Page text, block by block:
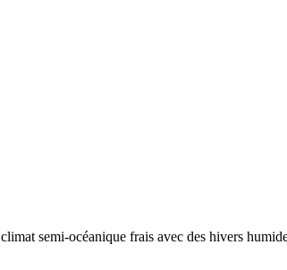
climat semi-océanique frais avec des hivers